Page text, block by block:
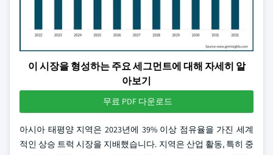
이 시장을 형성하는 주요 세그먼트에 대해 자세히 알
아보기
무료 PDF 다운로드
아시아 태평양 지역은 2023년에 39% 이상 점유율을 가진 세계
적인 상승 트럭 시장을 지배했습니다. 지역은 산업 활동, 특히 중